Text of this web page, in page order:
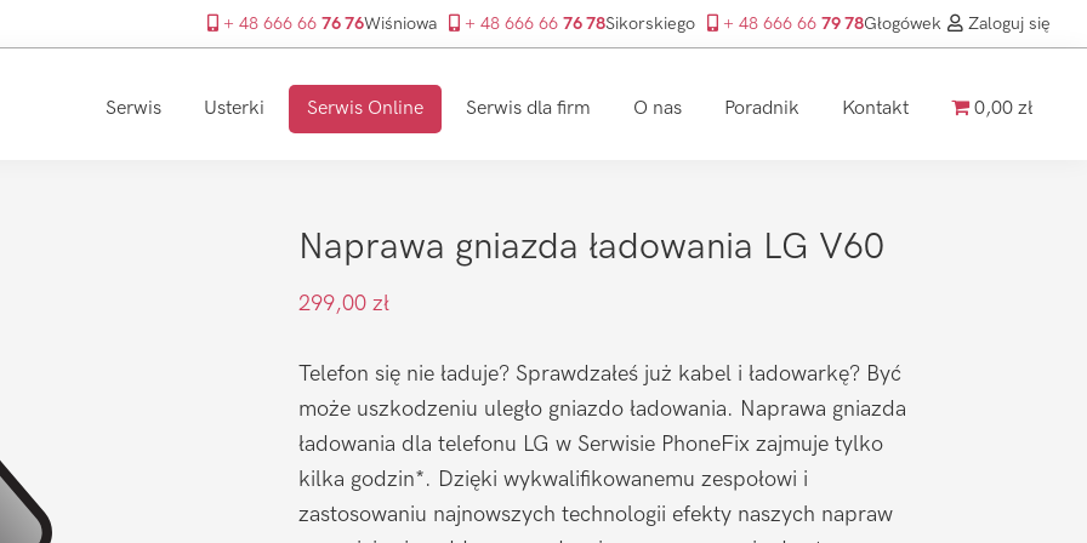
+ 48 666 66 76 76Wiśniowa + 48 666 66 76 78Sikorskiego + 48 666 66 79 78Głogówek Zaloguj się
Serwis Usterki Serwis Online Serwis dla firm O nas Poradnik Kontakt 0,00 zł
Naprawa gniazda ładowania LG V60
299,00 zł
Telefon się nie ładuje? Sprawdzałeś już kabel i ładowarkę? Być
może uszkodzeniu uległo gniazdo ładowania. Naprawa gniazda
ładowania dla telefonu LG w Serwisie PhoneFix zajmuje tylko
kilka godzin*. Dzięki wykwalifikowanemu zespołowi i
zastosowaniu najnowszych technologii efekty naszych napraw